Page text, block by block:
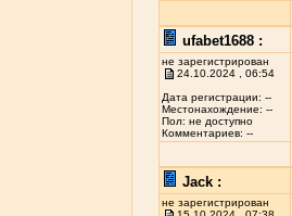
ufabet1688 :
не зарегистрирован
24.10.2024 , 06:54
Дата регистрации: --
Местонахождение: --
Пол: не доступно
Комментариев: --
Jack :
не зарегистрирован